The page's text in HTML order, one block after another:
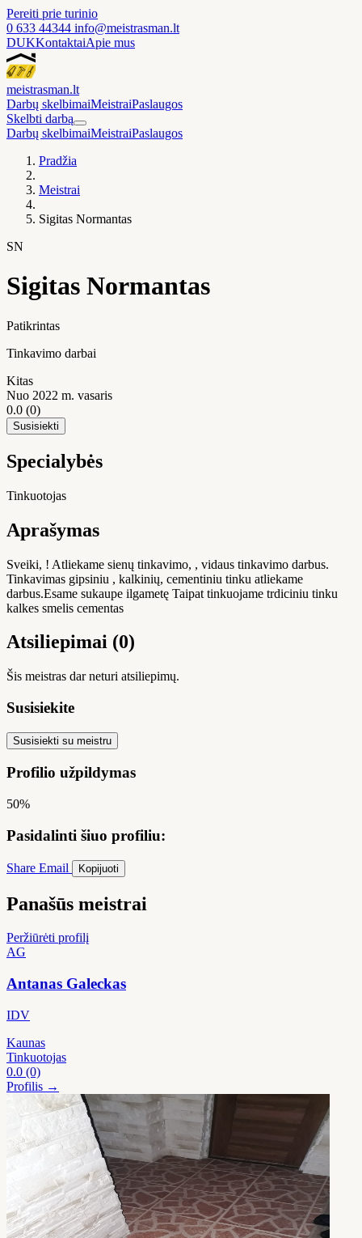
Pereiti prie turinio
0 633 44344 info@meistrasman.lt
DUKKontaktaiApie mus
meistrasman.lt
Darbų skelbimaiMeistraiPaslaugos
Skelbti darbą
Darbų skelbimaiMeistraiPaslaugos
Pradžia
Meistrai
Sigitas Normantas
SN
Sigitas Normantas
Patikrintas
Tinkavimo darbai
Kitas
Nuo 2022 m. vasaris
0.0 (0)
Susisiekti
Specialybės
Tinkuotojas
Aprašymas
Sveiki, ! Atliekame sienų tinkavimo, , vidaus tinkavimo darbus.
Tinkavimas gipsiniu , kalkinių, cementiniu tinku atliekame
darbus.Esame sukaupe ilgametę Taipat tinkuojame trdiciniu tinku
kalkes smelis cementas
Atsiliepimai (0)
Šis meistras dar neturi atsiliepimų.
Susisiekite
Susisiekti su meistru
Profilio užpildymas
50%
Pasidalinti šiuo profiliu:
Share Email Kopijuoti
Panašūs meistrai
Peržiūrėti profilį
AG
Antanas Galeckas
IDV
Kaunas
Tinkuotojas
0.0 (0)
Profilis →